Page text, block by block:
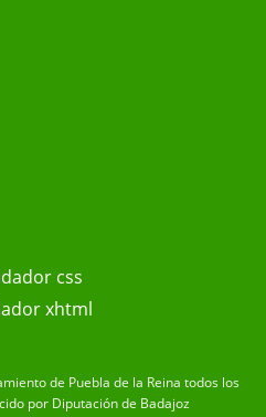
de Puebla de la Reina todos los
por Diputación de Badajoz